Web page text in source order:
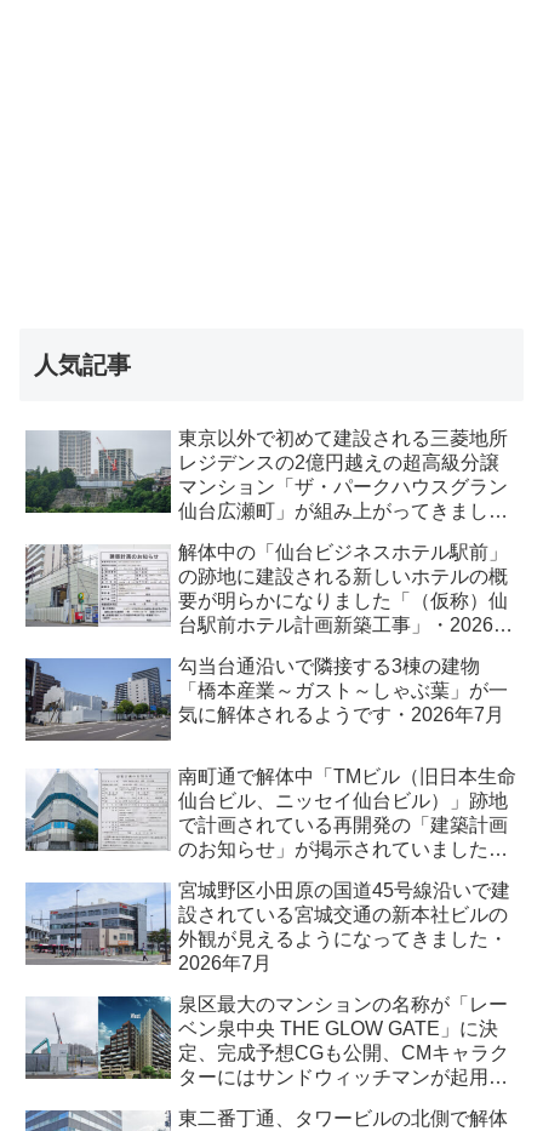
人気記事
東京以外で初めて建設される三菱地所
レジデンスの2億円越えの超高級分譲
マンション「ザ・パークハウスグラン
仙台広瀬町」が組み上がってきまし
解体中の「仙台ビジネスホテル駅前」
の跡地に建設される新しいホテルの概
要が明らかになりました「（仮称）仙
台駅前ホテル計画新築工事」・2026年
勾当台通沿いで隣接する3棟の建物
「橋本産業～ガスト～しゃぶ葉」が一
気に解体されるようです・2026年7月
南町通で解体中「TMビル（旧日本生命
仙台ビル、ニッセイ仙台ビル）」跡地
で計画されている再開発の「建築計画
のお知らせ」が掲示されていました・
宮城野区小田原の国道45号線沿いで建
設されている宮城交通の新本社ビルの
外観が見えるようになってきました・
2026年7月
泉区最大のマンションの名称が「レー
ベン泉中央 THE GLOW GATE」に決
定、完成予想CGも公開、CMキャラク
ターにはサンドウィッチマンが起用さ
東二番丁通、タワービルの北側で解体